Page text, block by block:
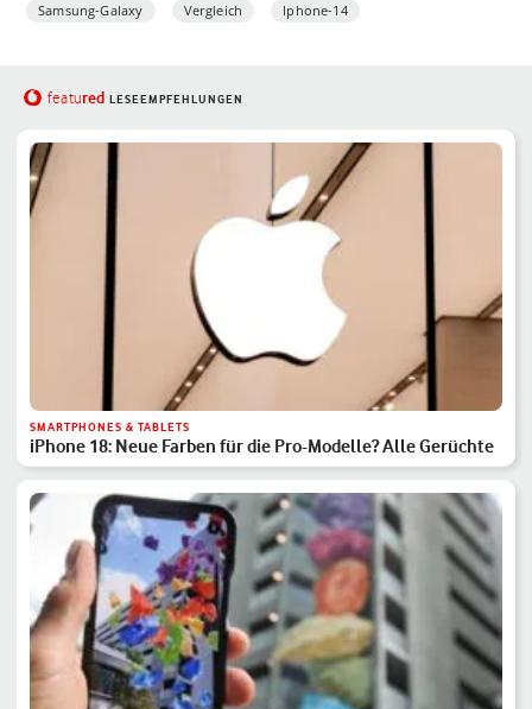
Samsung-Galaxy Vergleich Iphone-14
featured LESEEMPFEHLUNGEN
SMARTPHONES & TABLETS
iPhone 18: Neue Farben für die Pro-Modelle? Alle Gerüchte